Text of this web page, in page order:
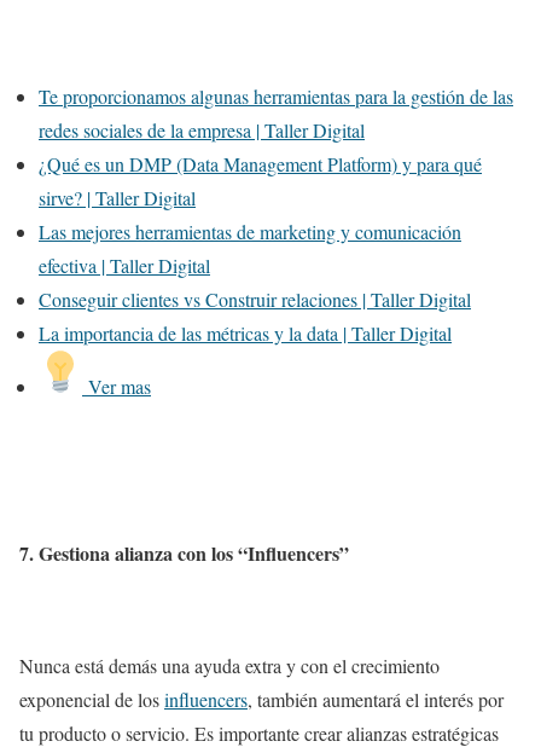
Te proporcionamos algunas herramientas para la gestión de las
redes sociales de la empresa | Taller Digital
¿Qué es un DMP (Data Management Platform) y para qué
sirve? | Taller Digital
Las mejores herramientas de marketing y comunicación
efectiva | Taller Digital
Conseguir clientes vs Construir relaciones | Taller Digital
La importancia de las métricas y la data | Taller Digital
Ver mas
7. Gestiona alianza con los “Influencers”
Nunca está demás una ayuda extra y con el crecimiento
exponencial de losinfluencers, también aumentará el interés por
tu producto o servicio. Es importante crear alianzas estratégicas